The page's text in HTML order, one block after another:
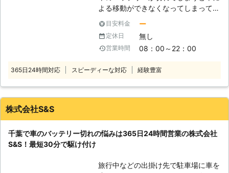
の調子が悪いから、うちまで点検に来
てくれないかな」そんなときはお任せ
ください。 短時間でもしっかり点検
を実施し、お客様の安全なカーライフ
をサポート！エンジンルーム内からタ
での動作確認もおこないます。 バッ
ご依頼くださいね。
よる移動ができなくなってしまって、
とても大変ですよね。ドライブ中に車
が止まってしまったら、目的に向かう
どころか帰宅することもできないの
で、とても困ってしまいます。もし運
「生活のトラブル係24」におまかせ
そのためバッテリー内の電気が切れて
●バッテリー上がりが疑われるときは
目安料金 ー
定休日 無し
営業時間 08：00～22：00
365日24時間対応 スピーディーな対応 経験豊富
株式会社S&S
千葉で車のバッテリー切れの悩みは365日24時間営業の株式会社
S&S！最短30分で駆け付け
旅行中などの出掛け先で駐車場に車を